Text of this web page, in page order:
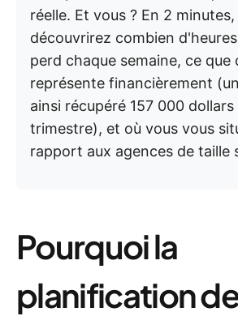
réelle. Et vous ? En 2
découvrirez combien
perd chaque semaine, ce que
représente financièrement
ainsi récupéré 157 000 dollars
trimestre), et où vous vous
rapport aux agences de taille
Pourquoi la
planification